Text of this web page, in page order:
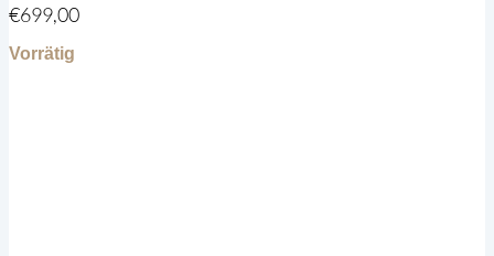
€699,00
Vorrätig